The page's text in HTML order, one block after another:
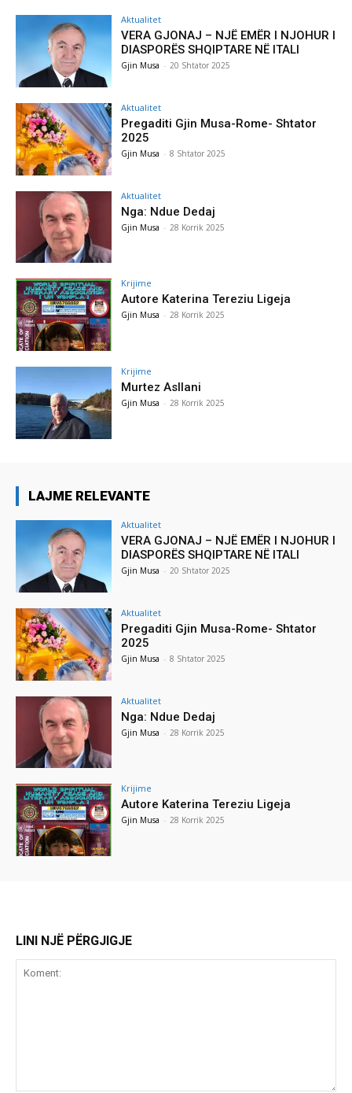
Aktualitet
VERA GJONAJ – NJË EMËR I NJOHUR I
DIASPORËS SHQIPTARE NË ITALI
Gjin Musa - 20 Shtator 2025
Aktualitet
Pregaditi Gjin Musa-Rome- Shtator
2025
Gjin Musa - 8 Shtator 2025
Aktualitet
Nga: Ndue Dedaj
Gjin Musa - 28 Korrik 2025
Krijime
Autore Katerina Tereziu Ligeja
Gjin Musa - 28 Korrik 2025
Krijime
Murtez Asllani
Gjin Musa - 28 Korrik 2025
LAJME RELEVANTE
Aktualitet
VERA GJONAJ – NJË EMËR I NJOHUR I
DIASPORËS SHQIPTARE NË ITALI
Gjin Musa - 20 Shtator 2025
Aktualitet
Pregaditi Gjin Musa-Rome- Shtator
2025
Gjin Musa - 8 Shtator 2025
Aktualitet
Nga: Ndue Dedaj
Gjin Musa - 28 Korrik 2025
Krijime
Autore Katerina Tereziu Ligeja
Gjin Musa - 28 Korrik 2025
LINI NJË PËRGJIGJE